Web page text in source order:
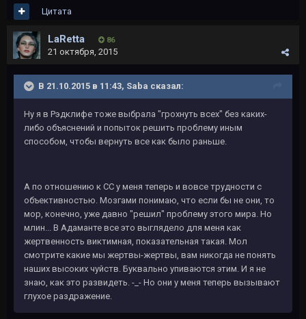
Цитата
LaRetta 86
21 октября, 2015
В 21.10.2015 в 11:43, Saba сказал:
Ну я в Рэдклифе тоже выбрала "грохнуть всех" без каких-
либо объяснений и попыток решить проблему иным
способом, чтобы вернуть все как было раньше.
А по отношению к СС у меня теперь и вовсе трудности с
объективностью. Мозгами понимаю, что если бы не они, то
мор, конечно, уже давно "решил" проблему этого мира. Но
млин... В Адаманте все это выглядело для меня как
жертвенность виктимная, показательная такая. Мол
смотрите какие мы жертвы-жертвы, вам никогда не понять
наших высоких чуйств. Буквально упиваются этим. И я не
знаю, как это развидеть. -_- Но они у меня теперь вызывают
глухое раздражение.